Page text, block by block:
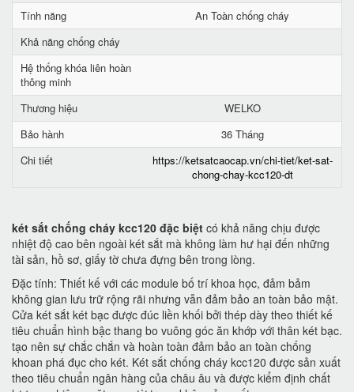
Tính năng
An Toàn chống cháy
Khả năng chống cháy
Hệ thống khóa liên hoàn
thông minh
Thương hiệu
WELKO
Bảo hành
36 Tháng
Chi tiết
https://ketsatcaocap.vn/chi-tiet/ket-sat-
chong-chay-kcc120-dt
két sắt chống cháy kcc120 đặc biệt có khả năng chịu được
nhiệt độ cao bên ngoài két sắt mà không làm hư hại đến những
tài sản, hồ sơ, giấy tờ chưa đựng bên trong lòng.
Đặc tính: Thiết kế với các module bố trí khoa học, đảm bảm
không gian lưu trữ rộng rãi nhưng vẫn đảm bảo an toàn bảo mật.
Cửa két sắt két bạc được đúc liền khối bởi thép dày theo thiết kế
tiêu chuẩn hình bậc thang bo vuông góc ăn khớp với thân két bạc.
tạo nên sự chắc chắn và hoàn toàn đảm bảo an toàn chống
khoan phá đục cho két. Két sắt chống cháy kcc120 được sản xuất
theo tiêu chuẩn ngân hàng của châu âu và được kiểm định chất